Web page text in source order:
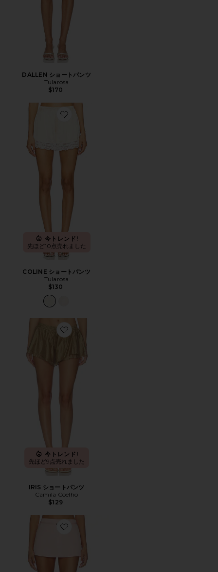
DALLEN ショートパンツ
Tularosa
$170
Favorite COLINE ショートパンツ
今トレンド!
先ほど10点売れました
COLINE ショートパンツ
Tularosa
$130
Favorite IRIS ショートパンツ
今トレンド!
先ほど9点売れました
IRIS ショートパンツ
Camila Coelho
$129
Favorite COOPER スコート